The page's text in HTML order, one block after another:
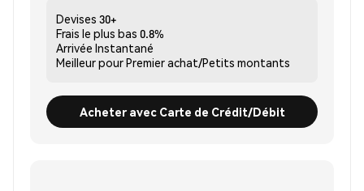
Devises 30+
Frais le plus bas 0.8%
Arrivée Instantané
Meilleur pourPremier achat/Petits montants
Acheter avec Carte de Crédit/Débit